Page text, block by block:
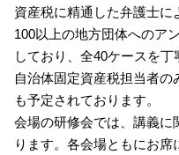
資産税に精通した弁護士に
100以上の地方団体へのア
しており、全40ケースを丁
自治体固定資産税担当者
も予定されております。
会場の研修会では、講義
ります。各会場ともにお